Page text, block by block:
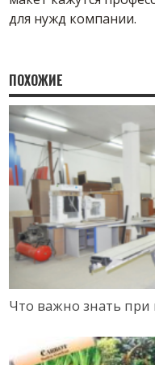
для нужд компании.
ПОХОЖИЕ
Что важно знать при